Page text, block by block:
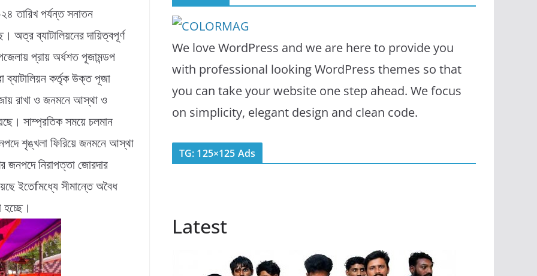
তারিখ পর্যন্ত সনাতন
অত্র ব্যাটালিয়নের দায়িত্বপূর্ণ
প্রায় অর্ধশত পূজামন্ডপ
ব্যাটালিয়ন কর্তৃক উক্ত পূজা
রাখা ও জনমনে আস্থা ও
সাম্প্রতিক সময়ে চলমান
শৃঙ্খলা ফিরিয়ে জনমনে আস্থা
জনপদে নিরাপত্তা জোরদার
ইতেfমধ্যে সীমান্তে অবৈধ
হচ্ছে।
We love WordPress and we are here to provide you
with professional looking WordPress themes so that
you can take your website one step ahead. We focus
on simplicity, elegant design and clean code.
TG: 125×125 Ads
Latest